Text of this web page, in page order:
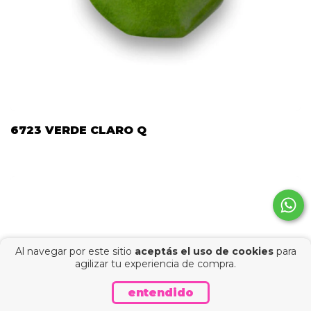
Al navegar por este sitio aceptás el uso de cookiespara
agilizar tu experiencia de compra.
entendido
6723 VERDE CLARO Q